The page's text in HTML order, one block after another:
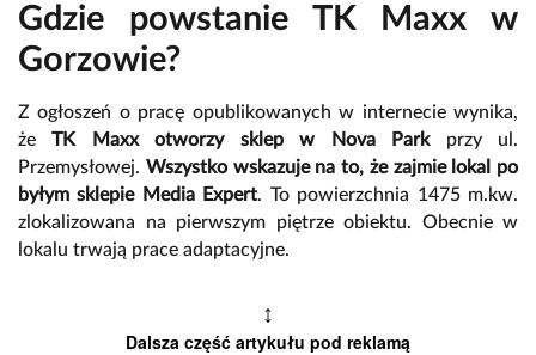
Gdzie powstanie TK Maxx w
Gorzowie?
Z ogłoszeń o pracę opublikowanych w internecie wynika,
żeTK Maxx otworzy sklep w Nova Park przy ul.
Przemysłowej. Wszystko wskazuje na to, że zajmie lokal po
byłym sklepie Media Expert. To powierzchnia 1475 m.kw.
zlokalizowana na pierwszym piętrze obiektu. Obecnie w
lokalu trwają prace adaptacyjne.
↕
Dalsza część artykułu pod reklamą